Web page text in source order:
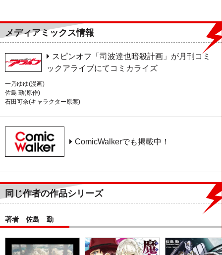
メディアミックス情報
スピンオフ「司波達也暗殺計画」が月刊コミ
ックアライブにてコミカライズ
一乃ゆゆ(漫画)
佐島 勤(原作)
石田可奈(キャラクター原案)
ComicWalkerでも掲載中！
同じ作者の作品シリーズ
著者 佐島 勤